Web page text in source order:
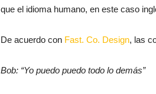
que el idioma humano, en este caso
De acuerdo con Fast. Co. Design, las
Bob: “Yo puedo puedo todo lo demás”